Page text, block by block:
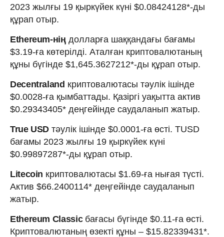
2023 жылғы 19 қыркүйек күні $0.08424128*-ды
құрап отыр.
Ethereum-ніңдолларға шаққандағы бағамы
$3.19-ға көтерілді. Аталған криптовалютаның
құны бүгінде $1,645.3627212*-ды құрап отыр.
Decentraland криптовалютасы тәулік ішінде
$0.0028-ға қымбаттады. Қазіргі уақытта актив
$0.29343405* деңгейінде саудаланып жатыр.
True USD тәулік ішінде $0.0001-ға өсті. TUSD
бағамы 2023 жылғы 19 қыркүйек күні
$0.99897287*-ды құрап отыр.
Litecoin криптовалютасы $1.69-ға нығая түсті.
Актив $66.2400114* деңгейінде саудаланып
жатыр.
Ethereum Classicбағасы бүгінде $0.11-ға өсті.
Криптовалютаның өзекті құны – $15.82339431*.